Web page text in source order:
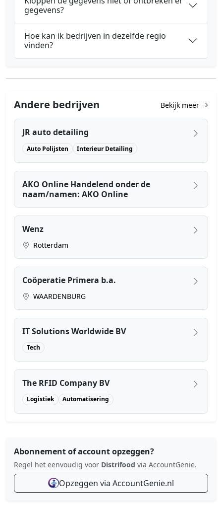
gegevens?
Hoe kan ik bedrijven in dezelfde regio
vinden?
Andere bedrijven Bekijk meer
JR auto detailing
Auto Polijsten Interieur Detailing
AKO Online Handelend onder de
naam/namen: AKO Online
Wenz
Rotterdam
Coöperatie Primera b.a.
WAARDENBURG
IT Solutions Worldwide BV
Tech
The RFID Company BV
Logistiek Automatisering
Abonnement of account opzeggen?
Regel het eenvoudig voor Distrifood via AccountGenie.
Opzeggen via AccountGenie.nl